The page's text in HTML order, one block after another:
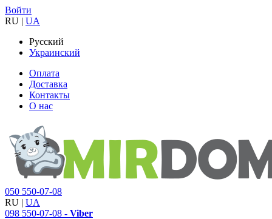
Войти
RU | UA
Русский
Украинский
Оплата
Доставка
Контакты
О нас
050 550-07-08
RU | UA
098 550-07-08 - Viber